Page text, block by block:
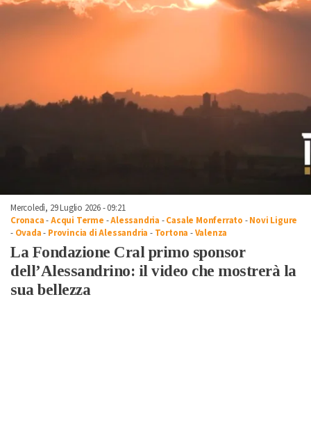
Mercoledì, 29 Luglio 2026 - 09:21
Cronaca-Acqui Terme -Alessandria -Casale Monferrato -Novi Ligure
- Ovada- Provincia di Alessandria - Tortona -Valenza
La Fondazione Cral primo sponsor
dell’Alessandrino: il video che mostrerà la
sua bellezza